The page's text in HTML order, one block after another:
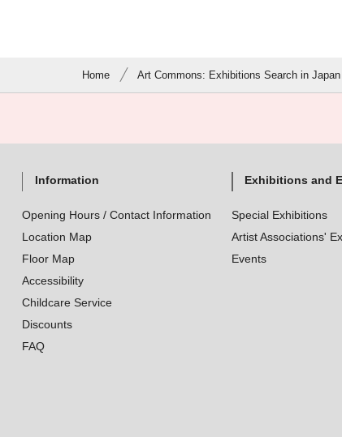
Home Art Commons: Exhibitions Search in Japan
Information
Opening Hours / Contact Information
Location Map
Floor Map
Accessibility
Childcare Service
Discounts
FAQ
Exhibitions and
Special Exhibitions
Artist Associations'
Events